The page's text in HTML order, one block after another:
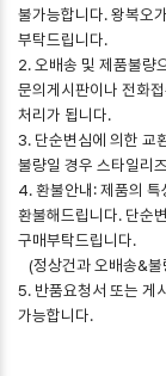
불가능합니다. 왕복오
부탁드립니다.
2. 오배송 및 제품불량
문의게시판이나 전화
처리가 됩니다.
3. 단순변심에 의한 교
불량일 경우 스타일리
4. 환불안내: 제품의
환불해드립니다. 단순
구매부탁드립니다.
(정상건과 오배송&불
5. 반품요청서 또는 게
가능합니다.